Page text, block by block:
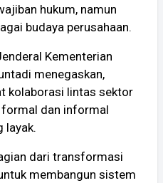
hukum, namun
budaya perusahaan.
Kementerian
menegaskan,
kolaborasi lintas sektor
dan informal
layak.
dari transformasi
membangun sistem